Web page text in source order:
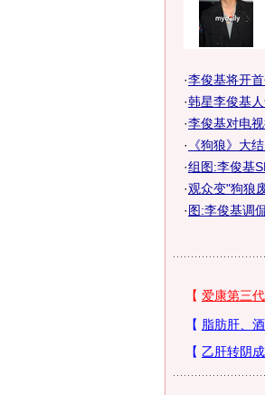
·李俊基将开
·韩星李俊基
·李俊基对电
· 《狗狼》大
·组图:李俊基
·观众变"狗狼
·图:李俊基调